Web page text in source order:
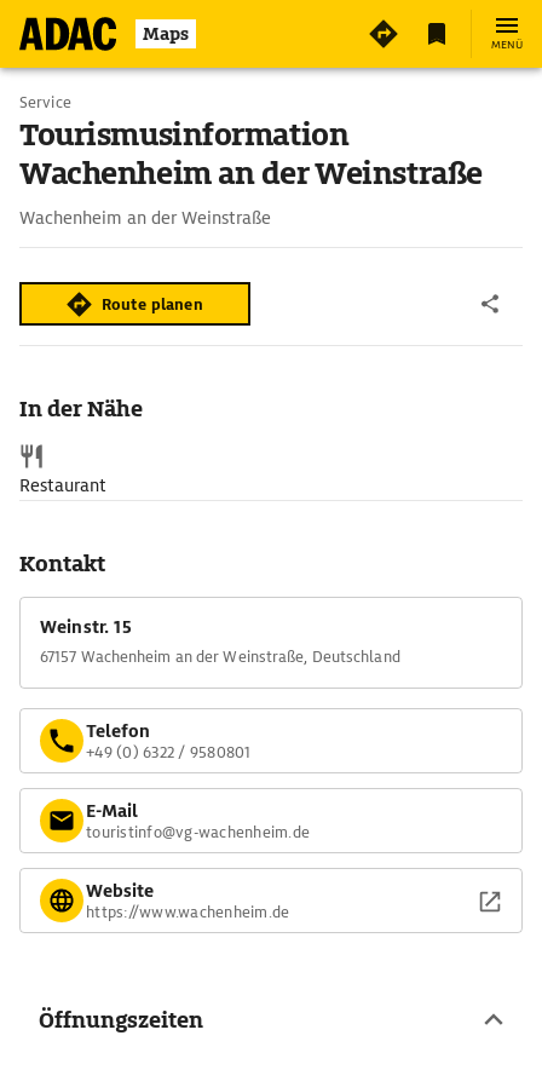
Maps MENÜ
Service
Tourismusinformation
Wachenheim an der Weinstraße
Wachenheim an der Weinstraße
Route planen
In der Nähe
Restaurant
Kontakt
Weinstr. 15
67157 Wachenheim an der Weinstraße, Deutschland
Telefon
+49 (0) 6322 / 9580801
E-Mail
touristinfo@vg-wachenheim.de
Website
https://www.wachenheim.de
Öffnungszeiten